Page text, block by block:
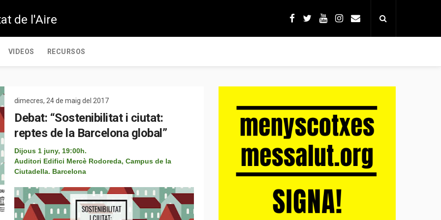
de l'Aire
VIDEOS RECURSOS
dimecres, 24 de maig del 2017
Debat: “Sostenibilitat i ciutat:
reptes de la Barcelona global”
Dijous 1 juny, 19:00h.
Auditori Edifici Mercè Rodoreda, Campus de la
Ciutadella. Barcelona